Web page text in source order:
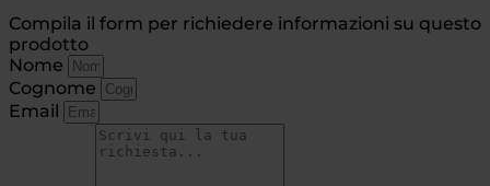
Compila il form per richiedere informazioni su questo
prodotto
Nome
Cognome
Email